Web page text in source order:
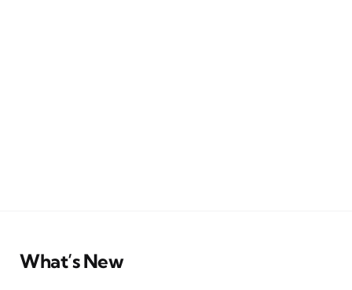
What’s New